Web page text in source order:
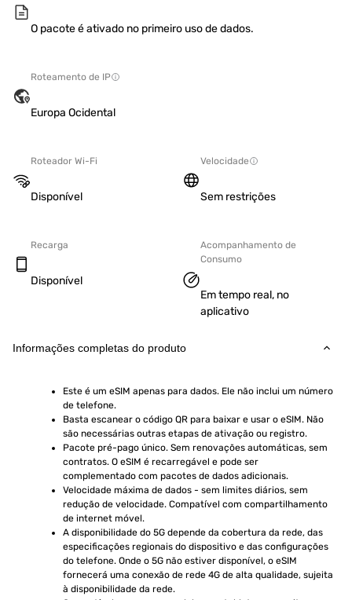
O pacote é ativado no primeiro uso de dados.
Roteamento de IP
Europa Ocidental
Roteador Wi-Fi
Disponível
Velocidade
Sem restrições
Recarga
Disponível
Acompanhamento de
Consumo
Em tempo real, no
aplicativo
Informações completas do produto
Este é um eSIM apenas para dados. Ele não inclui um número
de telefone.
Basta escanear o código QR para baixar e usar o eSIM. Não
são necessárias outras etapas de ativação ou registro.
Pacote pré-pago único. Sem renovações automáticas, sem
contratos. O eSIM é recarregável e pode ser
complementado com pacotes de dados adicionais.
Velocidade máxima de dados - sem limites diários, sem
redução de velocidade. Compatível com compartilhamento
de internet móvel.
A disponibilidade do 5G depende da cobertura da rede, das
especificações regionais do dispositivo e das configurações
do telefone. Onde o 5G não estiver disponível, o eSIM
fornecerá uma conexão de rede 4G de alta qualidade, sujeita
à disponibilidade da rede.